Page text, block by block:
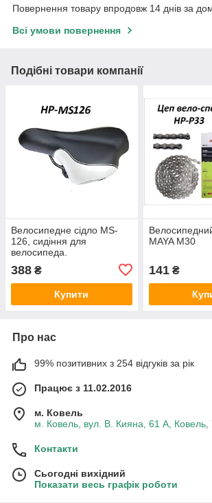
Повернення товару впродовж 14 днів за
Всі умови повернення
Подібні товари компанії
Велосипедне сідло MS-
126, сидіння для
велосипеда.
388 ₴
Купити
MAYA M30
141₴
Про нас
99% позитивних з 254 відгуків за рік
Працює з 11.02.2016
м. Ковель
м. Ковель, вул. В. Кияна, 61 А, Ковель,
Контакти
Сьогодні вихідний
Показати весь графік роботи